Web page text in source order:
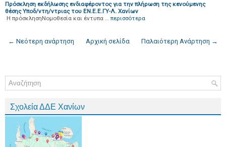
Πρόσκληση εκδήλωσης ενδιαφέροντος για την πλήρωση της κενούμενης
θέσης Υποδ/ντη/ντριας του ΕΝ.Ε.Ε.ΓΥ-Λ. Χανίων
Η πρόσκλησηΝομοθεσία και έντυπα … περισσότερα
← Νεότερη ανάρτηση Παλαιότερη Ανάρτηση →
Αρχική σελίδα
Σχολεία ΔΔΕ Χανίων